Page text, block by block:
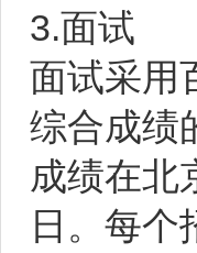
3.面试
面试采用
综合成绩
成绩在北
日。每个